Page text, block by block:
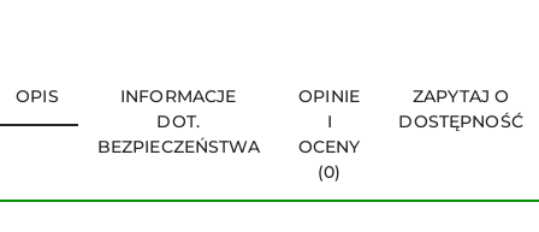
OPIS
INFORMACJE
DOT.
BEZPIECZEŃSTWA
OPINIE
I
OCENY
(0)
ZAPYTAJ O
DOSTĘPNOŚĆ